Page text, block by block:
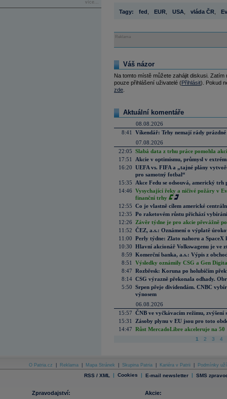
více...
Tagy: fed EUR USA vláda ČR
Reklama
Váš názor
Na tomto místě můžete zahájit diskusi.
pouze přihlášení uživatelé (Přihlásit). Pokud
zde
Aktuální komentáře
08.08.2026
8:41
Víkendář: Trhy nemají rády prázdné
07.08.2026
22:05 Slabá data z trhu práce pomohla
17:51
Akcie v optimismu, průmysl v
16:20 UEFA vs. FIFA a „tajné plány
pro samotný fotbal“
15:35
Akce Fedu se odsouvá, americký
14:46 Vysychající řeky a ničivé požáry v
finanční trhy
12:55 Co je vlastně cílem americké
12:35 Po raketovém růstu přichází
12:26
Závěr týdne je pro akcie převážně
11:52 ČEZ, a.s.: Oznámení o výplatě
11:00 Perly týdne: Zlato nahoru a SpaceX
10:30 Hlavní akcionář Volkswagenu je ve
8:59 Komerční banka, a.s.: Výpis z
8:51
Výsledky oznámily CSG a Gen
8:47 Rozbřesk: Koruna po holubičím
8:14 CSG výrazně překonala odhady.
5:50 Srpen přeje dividendám. CNBC
výnosem
06.08.2026
15:57 ČNB ve vyčkávacím režimu, zvýšení
15:31
Zásoby plynu v EU jsou pro toto
14:47 Růst MercadoLibre akceleruje na
1 2 3 4
O Patria.cz Reklama Mapa Stránek Skupina Patria Kariéra v Patrii Podmínky
RSS / XML | Cookies | E-mail newsletter | SMS
Zpravodajství:
Akcie: